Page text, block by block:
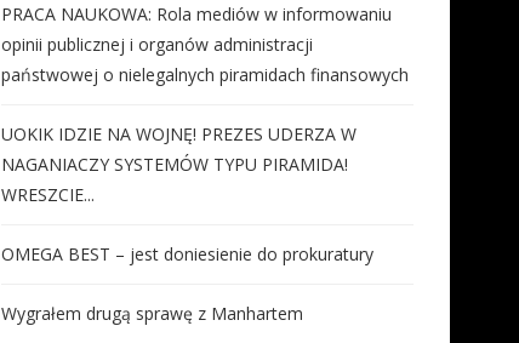
PRACA NAUKOWA: Rola mediów w informowaniu
opinii publicznej i organów administracji
państwowej o nielegalnych piramidach finansowych
UOKIK IDZIE NA WOJNĘ! PREZES UDERZA W
NAGANIACZY SYSTEMÓW TYPU PIRAMIDA!
WRESZCIE...
OMEGA BEST – jest doniesienie do prokuratury
Wygrałem drugą sprawę z Manhartem